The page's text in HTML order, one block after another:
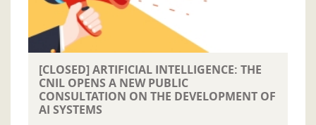
[CLOSED] ARTIFICIAL INTELLIGENCE: THE
CNIL OPENS A NEW PUBLIC
CONSULTATION ON THE DEVELOPMENT OF
AI SYSTEMS